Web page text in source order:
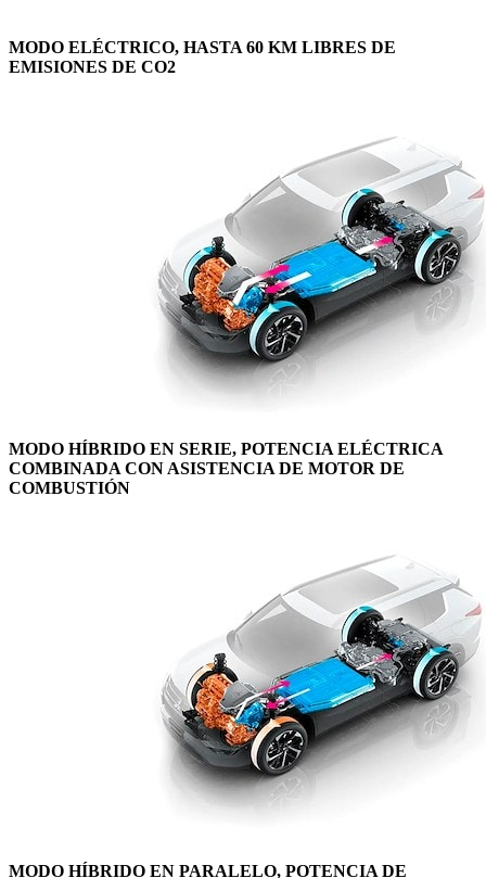
MODO ELÉCTRICO, HASTA 60 KM LIBRES DE
EMISIONES DE CO2
MODO HÍBRIDO EN SERIE, POTENCIA ELÉCTRICA
COMBINADA CON ASISTENCIA DE MOTOR DE
COMBUSTIÓN
MODO HÍBRIDO EN PARALELO, POTENCIA DE